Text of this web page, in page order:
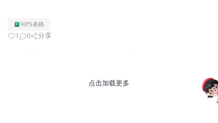
WPS表格
1 0 分享
点击加载更多